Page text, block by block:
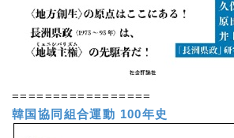
=================
韓国協同組合運動 100年史